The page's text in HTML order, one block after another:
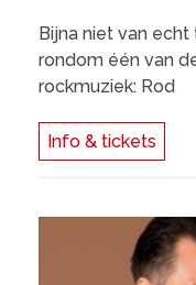
Bijna niet van
rondom één van
rockmuziek: Rod
Info & tickets